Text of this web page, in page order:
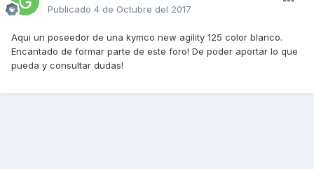
Publicado 4 de Octubre del 2017
Aqui un poseedor de una kymco new agility 125 color blanco.
Encantado de formar parte de este foro! De poder aportar lo que
pueda y consultar dudas!